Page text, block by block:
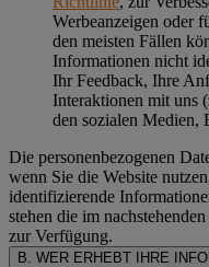
Werbeanzeigen oder
den meisten Fällen
Informationen nicht
Ihr Feedback, Ihre
Interaktionen mit uns
den sozialen Medien,
Die personenbezogenen
wenn Sie die Website
identifizierende
stehen die im nachstehenden
zur Verfügung.
B. WER ERHEBT IHRE